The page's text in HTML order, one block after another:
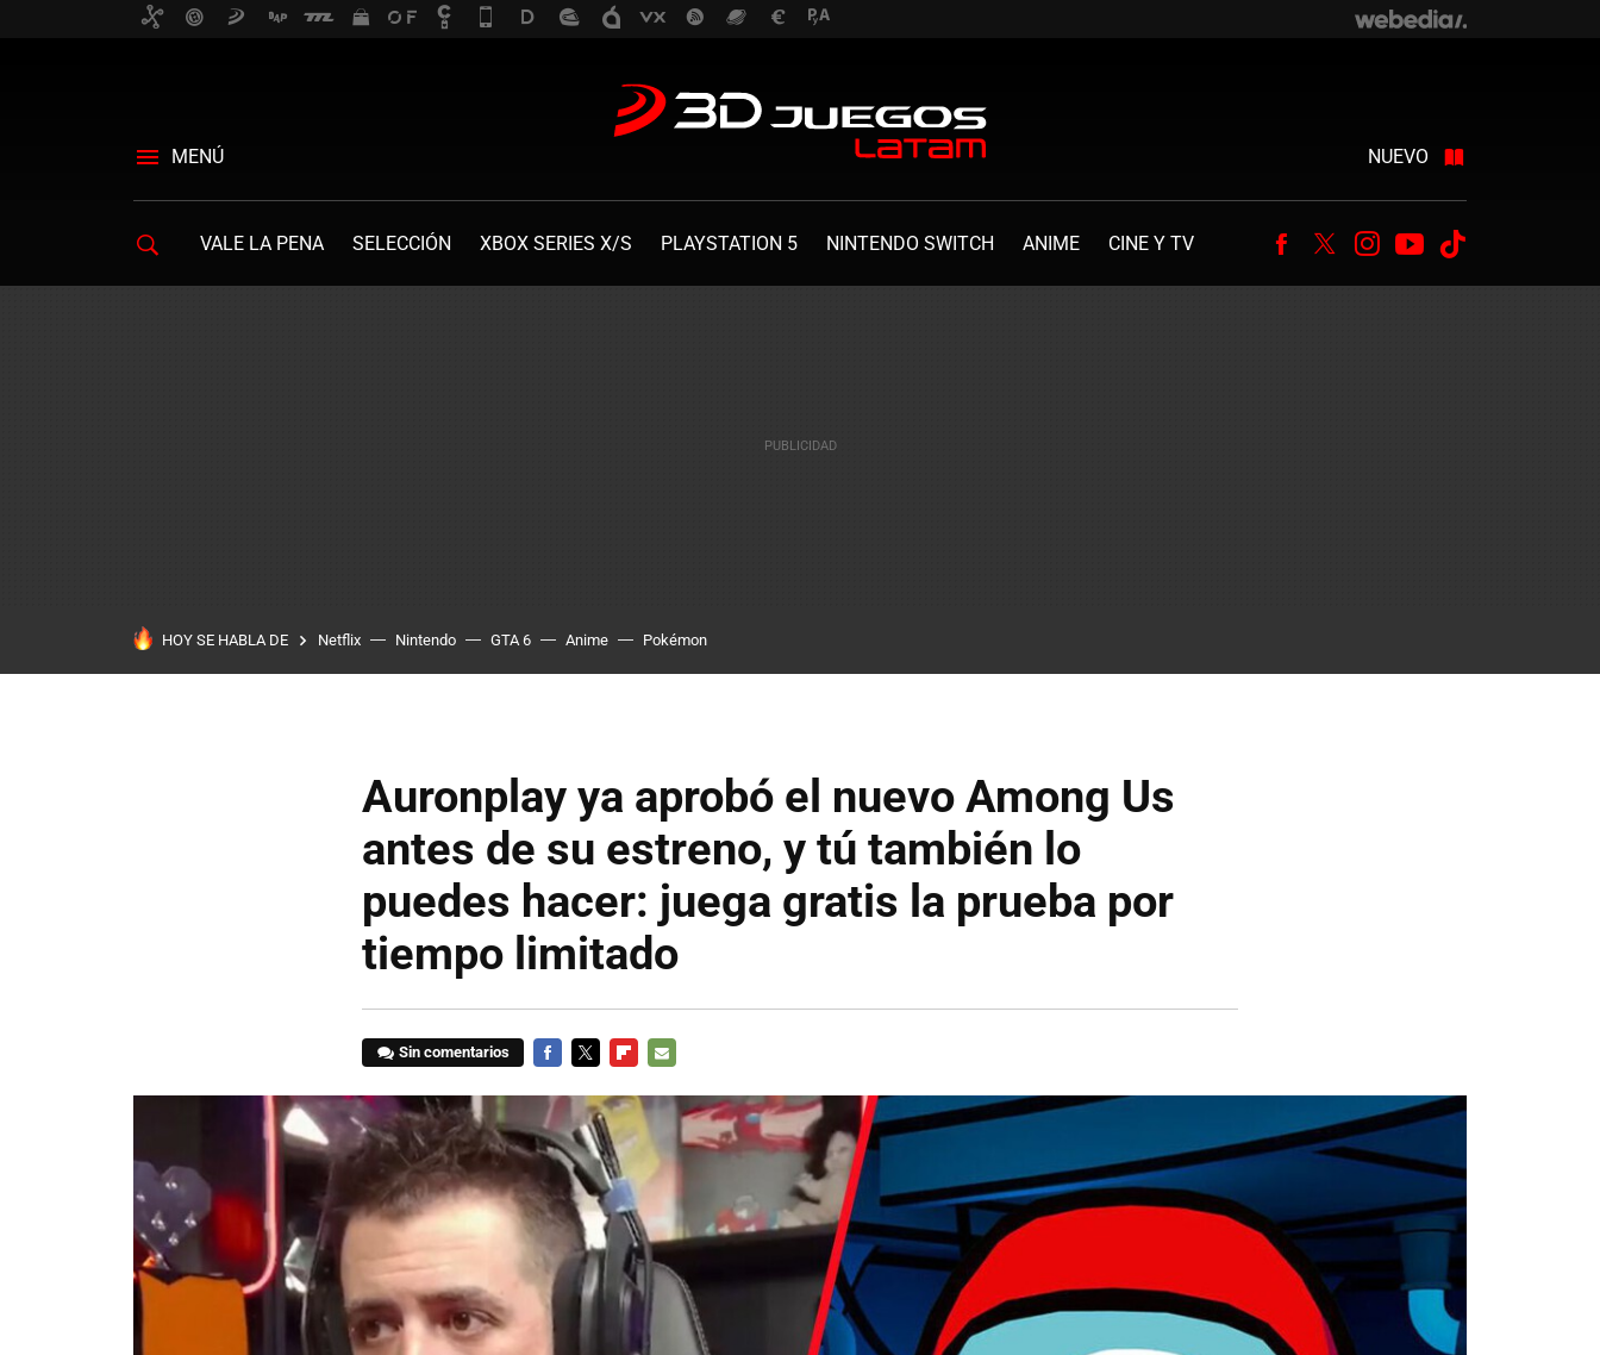
MENÚ NUEVO
VALE LA PENA SELECCIÓN XBOX SERIES X/S PLAYSTATION 5 NINTENDO SWITCH ANIME CINE Y TV Facebook
TwitterInstagram
Youtube
HOY SE HABLA DE Netflix Nintendo GTA 6 Anime Pokémon
Auronplay ya aprobó el nuevo Among Us
antes de su estreno, y tú también lo
puedes hacer: juega gratis la prueba por
tiempo limitado
Sin comentarios
MAIL